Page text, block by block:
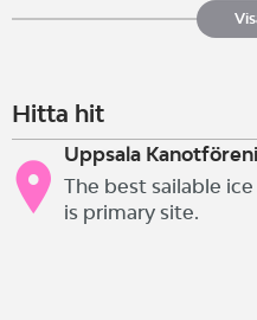
weather and sea
please follow
Hitta hit
Uppsala
The best sailable
is primary site.